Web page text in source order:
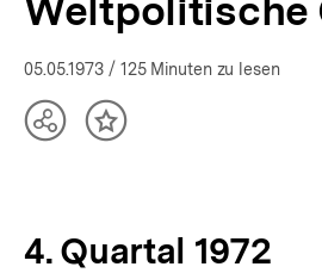
Weltpolitische
05.05.1973 / 125 Minuten zu lesen
TeilenInhalt
4. Quartal 1972